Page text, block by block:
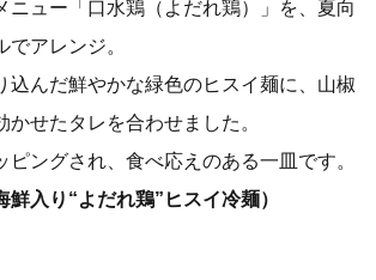
ニュー「口水鶏（よだれ鶏）」を、夏向
アレンジ。
込んだ鮮やかな緑色のヒスイ麺に、山椒
せたタレを合わせました。
ピングされ、食べ応えのある一皿です。
鮮入り“よだれ鶏”ヒスイ冷麺）